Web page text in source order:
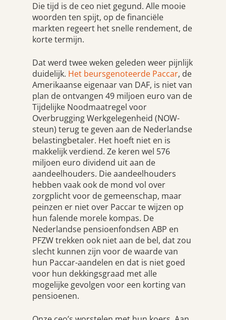
Die tijd is de ceo niet gegund. Alle mooie
woorden ten spijt, op de financiële
markten regeert het snelle rendement, de
korte termijn.
Dat werd twee weken geleden weer pijnlijk
duidelijk. Het beursgenoteerde Paccar, de
Amerikaanse eigenaar van DAF, is niet van
plan de ontvangen 49 miljoen euro van de
Tijdelijke Noodmaatregel voor
Overbrugging Werkgelegenheid (NOW-
steun) terug te geven aan de Nederlandse
belastingbetaler. Het hoeft niet en is
makkelijk verdiend. Ze keren wel 576
miljoen euro dividend uit aan de
aandeelhouders. Die aandeelhouders
hebben vaak ook de mond vol over
zorgplicht voor de gemeenschap, maar
peinzen er niet over Paccar te wijzen op
hun falende morele kompas. De
Nederlandse pensioenfondsen ABP en
PFZW trekken ook niet aan de bel, dat zou
slecht kunnen zijn voor de waarde van
hun Paccar-aandelen en dat is niet goed
voor hun dekkingsgraad met alle
mogelijke gevolgen voor een korting van
pensioenen.